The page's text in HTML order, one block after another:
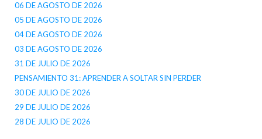
06 DE AGOSTO DE 2026
05 DE AGOSTO DE 2026
04 DE AGOSTO DE 2026
03 DE AGOSTO DE 2026
31 DE JULIO DE 2026
PENSAMIENTO 31: APRENDER A SOLTAR SIN PERDER
30 DE JULIO DE 2026
29 DE JULIO DE 2026
28 DE JULIO DE 2026